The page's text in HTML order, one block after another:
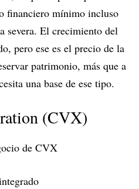
financiero mínimo incluso
severa. El crecimiento del
pero ese es el precio de la
patrimonio, más que a
una base de ese tipo.
(CVX)
de CVX